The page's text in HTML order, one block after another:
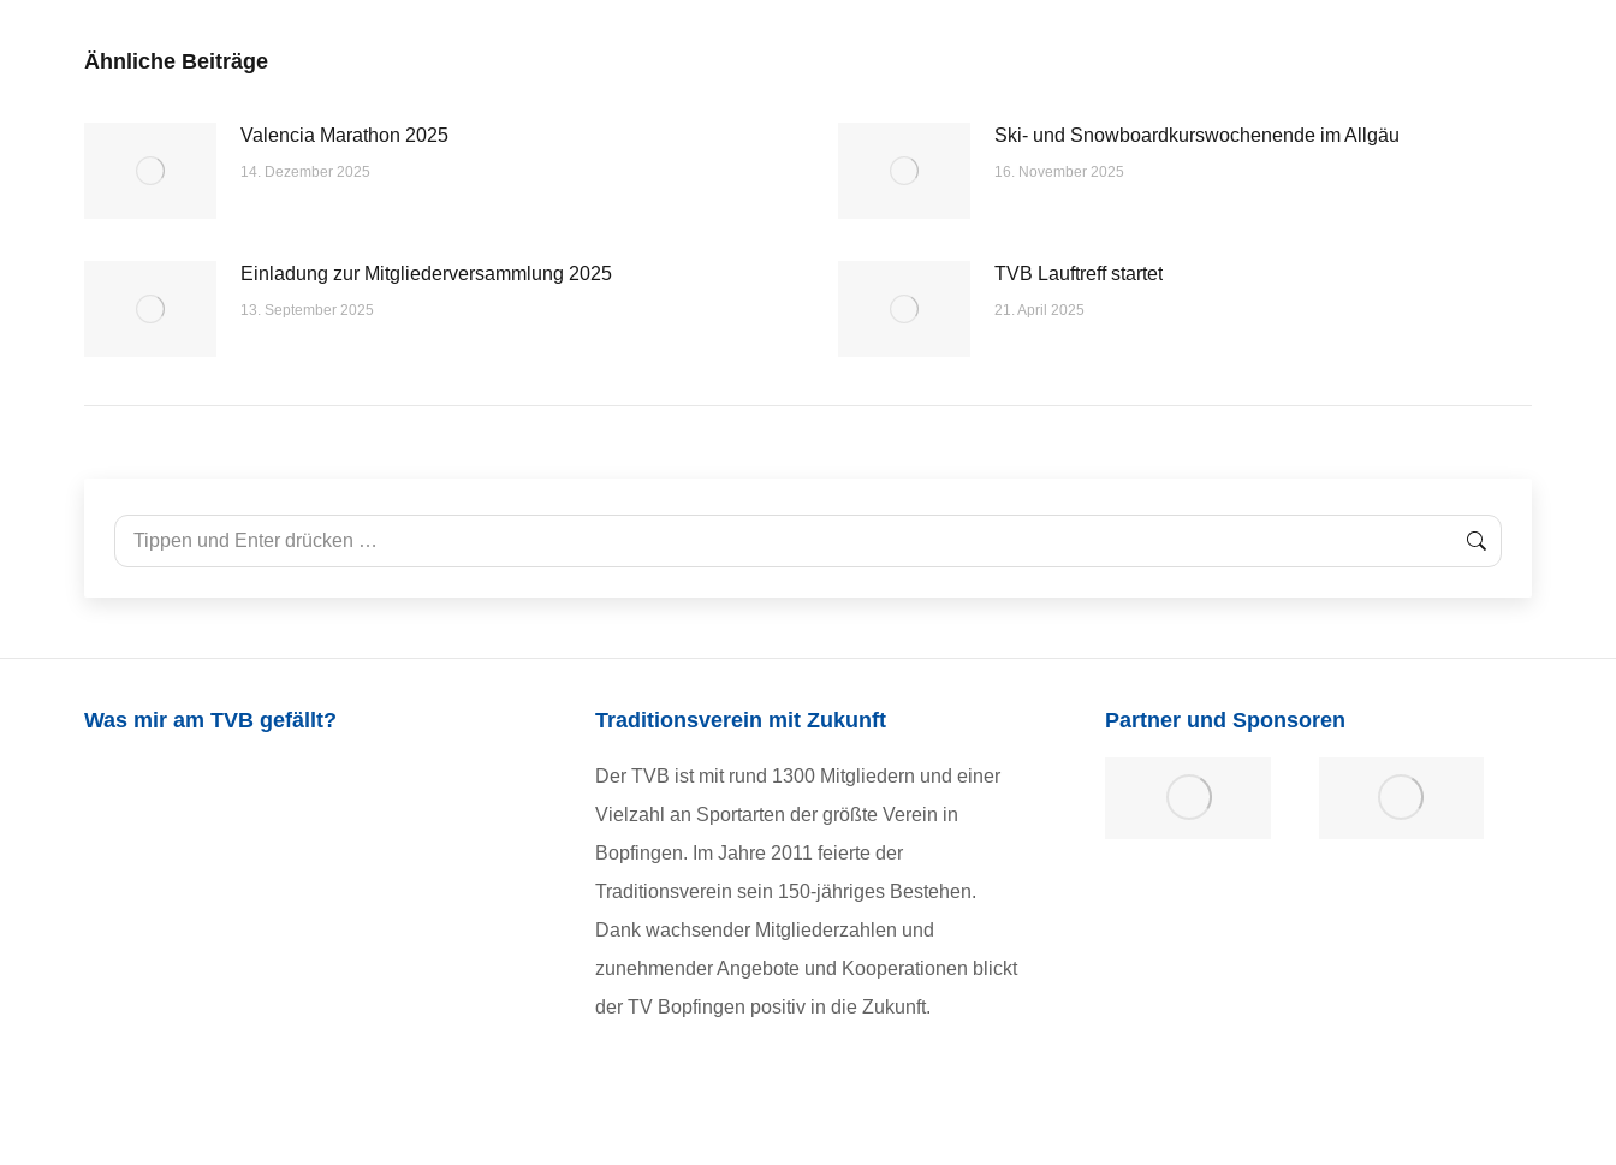
Ähnliche Beiträge
Valencia Marathon 2025
14. Dezember 2025
Ski- und Snowboardkurswochenende im Allgäu
16. November 2025
Einladung zur Mitgliederversammlung 2025
13. September 2025
TVB Lauftreff startet
21. April 2025
Search:
Was mir am TVB gefällt? Traditionsverein mit Zukunft
Der TVB ist mit rund 1300 Mitgliedern und einer
Vielzahl an Sportarten der größte Verein in
Bopfingen. Im Jahre 2011 feierte der
Traditionsverein sein 150-jähriges Bestehen.
Dank wachsender Mitgliederzahlen und
zunehmender Angebote und Kooperationen blickt
der TV Bopfingen positiv in die Zukunft.
Partner und Sponsoren